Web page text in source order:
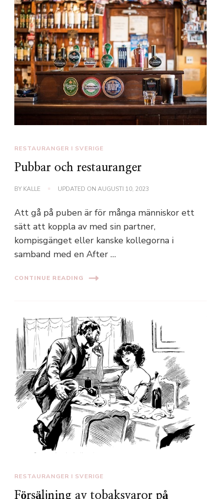
RESTAURANGER I SVERIGE
Pubbar och restauranger
BY KALLE UPDATED ON AUGUSTI 10, 2023
Att gå på puben är för många människor ett
sätt att koppla av med sin partner,
kompisgänget eller kanske kollegorna i
samband med en After …
CONTINUE READING
RESTAURANGER I SVERIGE
Försäljning av tobaksvaror på